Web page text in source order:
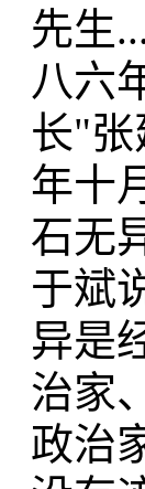
先生
八六
长"
年十
石无
于斌
异是
治家
政治